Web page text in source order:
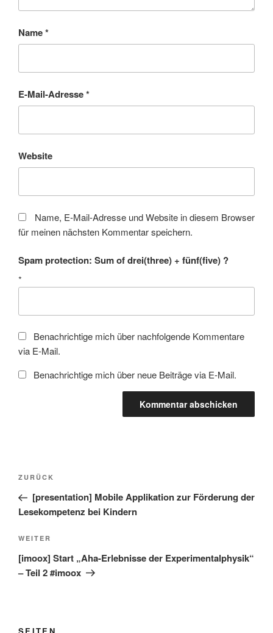
Name*
E-Mail-Adresse*
Website
Name, E-Mail-Adresse und Website in diesem Browser
für meinen nächsten Kommentar speichern.
Spam protection: Sum of drei(three) + fünf(five) ?
*
Benachrichtige mich über nachfolgende Kommentare
via E-Mail.
Benachrichtige mich über neue Beiträge via E-Mail.
Beitragsnavigation
Vorheriger
Beitrag
ZURÜCK
[presentation] Mobile Applikation zur Förderung der
Lesekompetenz bei Kindern
Nächster
Beitrag
WEITER
[imoox] Start „Aha-Erlebnisse der Experimentalphysik“
– Teil 2 #imoox
SEITEN